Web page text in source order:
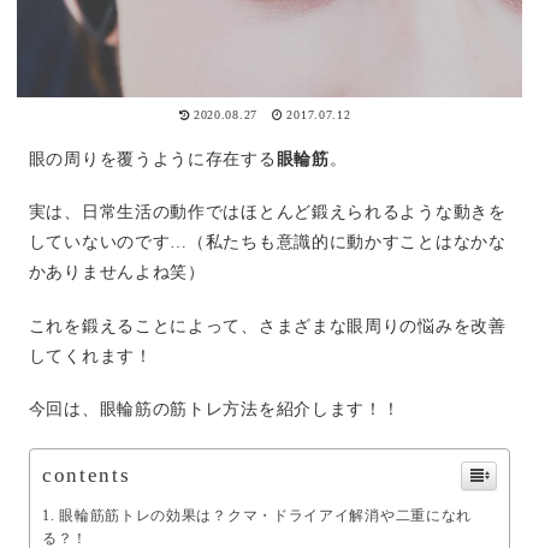
2020.08.27 2017.07.12
眼の周りを覆うように存在する 眼輪筋 。
実は、日常生活の動作ではほとんど鍛えられるような動きを
していないのです…（私たちも意識的に動かすことはなかな
かありませんよね笑）
これを鍛えることによって、さまざまな眼周りの悩みを改善
してくれます！
今回は、眼輪筋の筋トレ方法を紹介します！！
contents
眼輪筋筋トレの効果は？クマ・ドライアイ解消や二重になれ
る？！